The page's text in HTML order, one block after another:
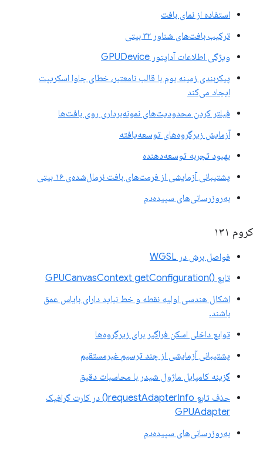
استفاده از نمای بافت
ترکیب بافت‌های شناور ۳۲ بیتی
ویژگی اطلاعات آداپتور GPUDevice
پیکربندی زمینه بوم با قالب نامعتبر، خطای جاوا اسکریپت
ایجاد می‌کند
فیلتر کردن محدودیت‌های نمونه‌برداری روی بافت‌ها
آزمایش زیرگروه‌های توسعه‌یافته
بهبود تجربه توسعه‌دهنده
پشتیبانی آزمایشی از فرمت‌های بافت نرمال‌شده‌ی ۱۶ بیتی
به‌روزرسانی‌های سپیده‌دم
کروم ۱۳۱
فواصل برش در WGSL
تابع ()GPUCanvasContext getConfiguration
اشکال هندسی اولیه نقطه و خط نباید دارای بایاس عمق
باشند.
توابع داخلی اسکن فراگیر برای زیرگروه‌ها
پشتیبانی آزمایشی از چند ترسیم غیرمستقیم
گزینه کامپایل ماژول شیدر با محاسبات دقیق
حذف تابع requestAdapterInfo() در کارت گرافیک
GPUAdapter
به‌روزرسانی‌های سپیده‌دم